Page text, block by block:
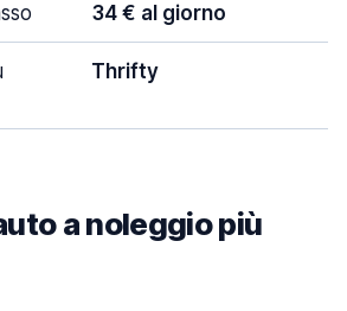
34 € al giorno
Thrifty
a noleggio più